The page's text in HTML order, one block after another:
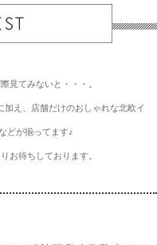
見てみないと・・・。
え、店舗だけのおしゃれな北欧イ
どが揃ってます♪
お待ちしております。